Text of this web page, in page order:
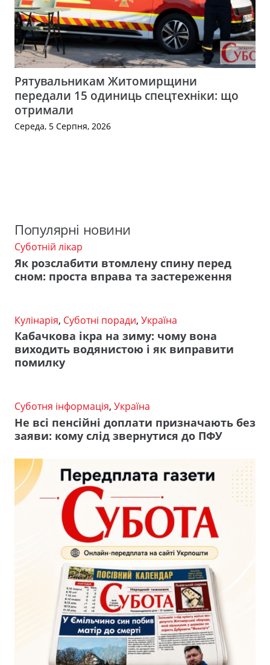
Рятувальникам Житомирщини
передали 15 одиниць спецтехніки: що
отримали
Середа, 5 Серпня, 2026
Популярні новини
Суботній лікар
Як розслабити втомлену спину перед
сном: проста вправа та застереження
Кулінарія, Суботні поради, Україна
Кабачкова ікра на зиму: чому вона
виходить водянистою і як виправити
помилку
Суботня інформація, Україна
Не всі пенсійні доплати призначають без
заяви: кому слід звернутися до ПФУ